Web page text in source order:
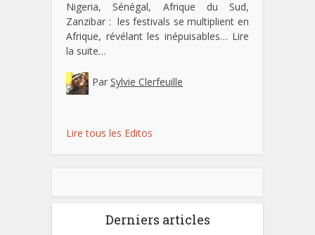
Nigeria, Sénégal, Afrique du Sud,
Zanzibar : les festivals se multiplient en
Afrique, révélant les inépuisables… Lire
la suite…
Par Sylvie Clerfeuille
Lire tous les Editos
Derniers articles